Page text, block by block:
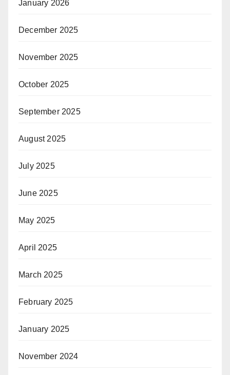
January 2026
December 2025
November 2025
October 2025
September 2025
August 2025
July 2025
June 2025
May 2025
April 2025
March 2025
February 2025
January 2025
November 2024